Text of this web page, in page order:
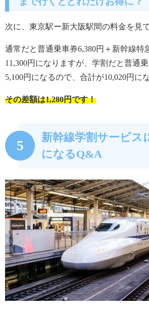
次に、東京駅ー新大阪駅間の料金を見
通常だと普通乗車券6,380円＋新幹線特
11,300円になりますが、学割だと普通乗
5,100円になるので、合計が10,020円に
その差額は1,280円です！
5
新幹線学割サービス
になるQ&A